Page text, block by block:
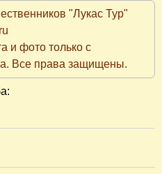
"Лукас Тур"
и фото только с
Все права защищены.